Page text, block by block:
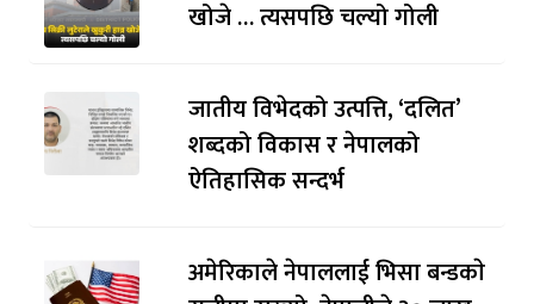
खोजे … त्यसपछि चल्यो गोली
जातीय विभेदको उत्पत्ति, ‘दलित’
शब्दको विकास र नेपालको
ऐतिहासिक सन्दर्भ
अमेरिकाले नेपाललाई भिसा बन्डकाे